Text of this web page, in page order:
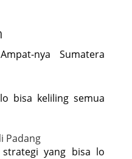
nya Sumatera
bisa keliling semua
Padang
yang bisa lo